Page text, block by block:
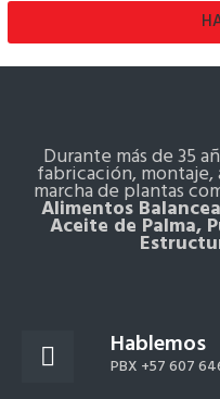
Durante más de 35
fabricación,
marcha de plantas
Alimentos
Aceite de Palma,
Hablemos
PBX +57 607